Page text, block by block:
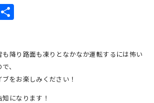
共
降り路面も凍りとなかなか運転するには怖い
、
をお楽しみください！
になります！